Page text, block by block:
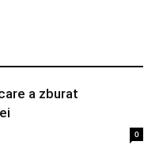
a zburat
0